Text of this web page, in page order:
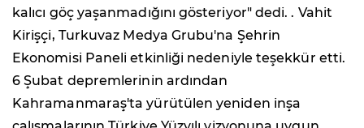
kalıcı göç yaşanmadığını gösteriyor" dedi. . Vahit
Kirişçi, Turkuvaz Medya Grubu'na Şehrin
Ekonomisi Paneli etkinliği nedeniyle teşekkür etti.
6 Şubat depremlerinin ardından
Kahramanmaraş'ta yürütülen yeniden inşa